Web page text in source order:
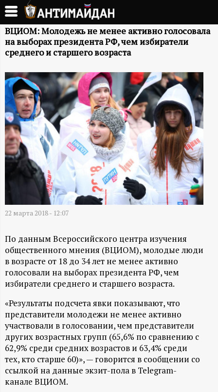
Перейти
основному
содержанию
А
Н
Т
И
М
А
А
Н
-
и
н
ф
о
р
ВЦИОМ: Молодежь не менее активно голосовала
на выборах президента РФ, чем избиратели
среднего и старшего возраста
22 марта 2018 - 12:07
По данным Всероссийского центра изучения
общественного мнения (ВЦИОМ), молодые люди
в возрасте от 18 до 34 лет не менее активно
голосовали на выборах президента РФ, чем
избиратели среднего и старшего возраста.
«Результаты подсчета явки показывают, что
представители молодежи не менее активно
участвовали в голосовании, чем представители
других возрастных групп (65,6% по сравнению с
62,9% среди средних возрастов и 63,4% среди
тех, кто старше 60)», — говорится в сообщении со
ссылкой на данные экзит-пола в Telegram-
канале ВЦИОМ.